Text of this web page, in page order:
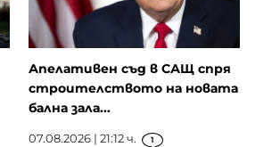
Апелативен съд в САЩ спря
строителството на новата
бална зала...
07.08.2026 | 21:12 ч. 1